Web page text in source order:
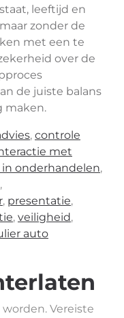
leeftijd en
zonder de
met een te
over de
de juiste balans
maken.
, controle
met
onderhandelen,
,
, presentatie,
, veiligheid,
auto
worden. Vereiste